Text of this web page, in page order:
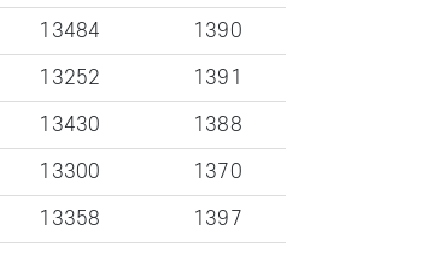
13484 1390
13252 1391
13430 1388
13300 1370
13358 1397